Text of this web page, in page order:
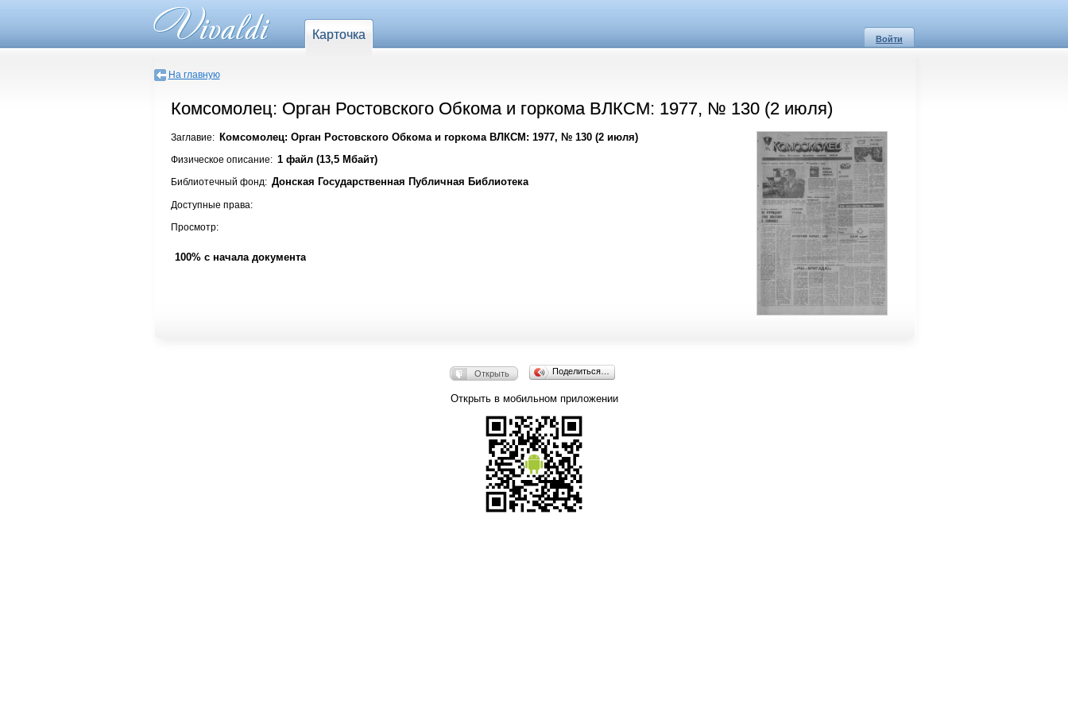
Карточка Войти
На главную
Комсомолец: Орган Ростовского Обкома и горкома ВЛКСМ: 1977, № 130 (2 июля)
Заглавие: Комсомолец: Орган Ростовского Обкома и горкома ВЛКСМ: 1977, № 130 (2 июля)
Физическое описание: 1 файл (13,5 Мбайт)
Библиотечный фонд: Донская Государственная Публичная Библиотека
Доступные права:
Просмотр:
100% с начала документа
Открыть Поделиться…
Открыть в мобильном приложении